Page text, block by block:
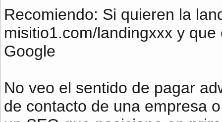
Recomiendo: Si quieren la
misitio1.com/landingxxx y
Google
No veo el sentido de pagar
de contacto de una empresa